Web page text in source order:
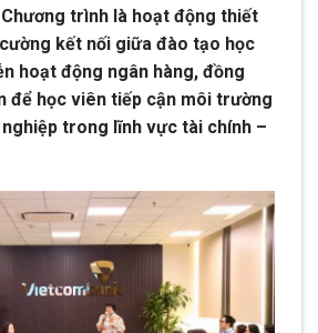
Chương trình là hoạt động thiết
kết nối giữa đào tạo học
hoạt động ngân hàng, đồng
để học viên tiếp cận môi trường
trong lĩnh vực tài chính –